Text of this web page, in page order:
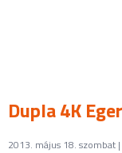
Dupla 4K
2013. május 18. szombat |